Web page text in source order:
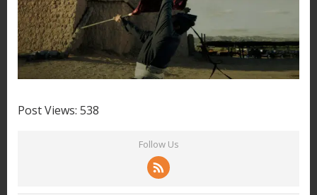
Post Views: 538
Follow Us